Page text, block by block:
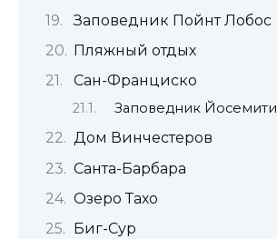
Заповедник Пойнт Лобос
Пляжный отдых
Сан-Франциско
Заповедник Йосемити
Дом Винчестеров
Санта-Барбара
Озеро Тахо
Биг-Сур